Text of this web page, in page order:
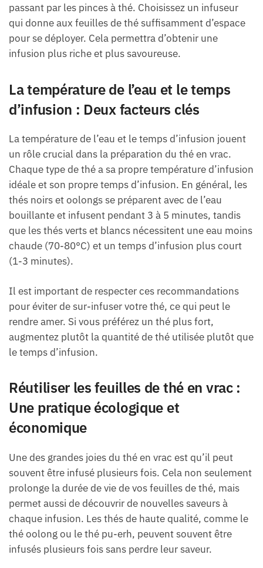
passant par les pinces à thé. Choisissez un infuseur
qui donne aux feuilles de thé suffisamment d’espace
pour se déployer. Cela permettra d’obtenir une
infusion plus riche et plus savoureuse.
La température de l’eau et le temps
d’infusion : Deux facteurs clés
La température de l’eau et le temps d’infusion jouent
un rôle crucial dans la préparation du thé en vrac.
Chaque type de thé a sa propre température d’infusion
idéale et son propre temps d’infusion. En général, les
thés noirs et oolongs se préparent avec de l’eau
bouillante et infusent pendant 3 à 5 minutes, tandis
que les thés verts et blancs nécessitent une eau moins
chaude (70-80°C) et un temps d’infusion plus court
(1-3 minutes).
Il est important de respecter ces recommandations
pour éviter de sur-infuser votre thé, ce qui peut le
rendre amer. Si vous préférez un thé plus fort,
augmentez plutôt la quantité de thé utilisée plutôt que
le temps d’infusion.
Réutiliser les feuilles de thé en vrac :
Une pratique écologique et
économique
Une des grandes joies du thé en vrac est qu’il peut
souvent être infusé plusieurs fois. Cela non seulement
prolonge la durée de vie de vos feuilles de thé, mais
permet aussi de découvrir de nouvelles saveurs à
chaque infusion. Les thés de haute qualité, comme le
thé oolong ou le thé pu-erh, peuvent souvent être
infusés plusieurs fois sans perdre leur saveur.